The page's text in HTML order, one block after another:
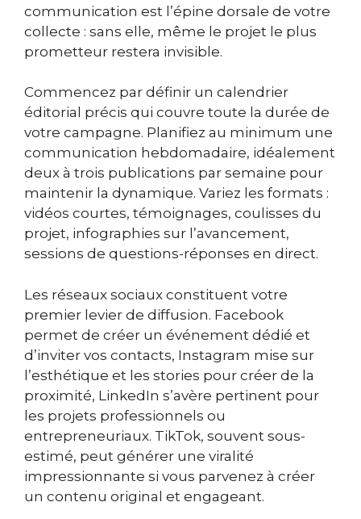
communication est l’épine dorsale de votre
collecte : sans elle, même le projet le plus
prometteur restera invisible.
Commencez par définir un calendrier
éditorial précis qui couvre toute la durée de
votre campagne. Planifiez au minimum une
communication hebdomadaire, idéalement
deux à trois publications par semaine pour
maintenir la dynamique. Variez les formats :
vidéos courtes, témoignages, coulisses du
projet, infographies sur l’avancement,
sessions de questions-réponses en direct.
Les réseaux sociaux constituent votre
premier levier de diffusion. Facebook
permet de créer un événement dédié et
d’inviter vos contacts, Instagram mise sur
l’esthétique et les stories pour créer de la
proximité, LinkedIn s’avère pertinent pour
les projets professionnels ou
entrepreneuriaux. TikTok, souvent sous-
estimé, peut générer une viralité
impressionnante si vous parvenez à créer
un contenu original et engageant.